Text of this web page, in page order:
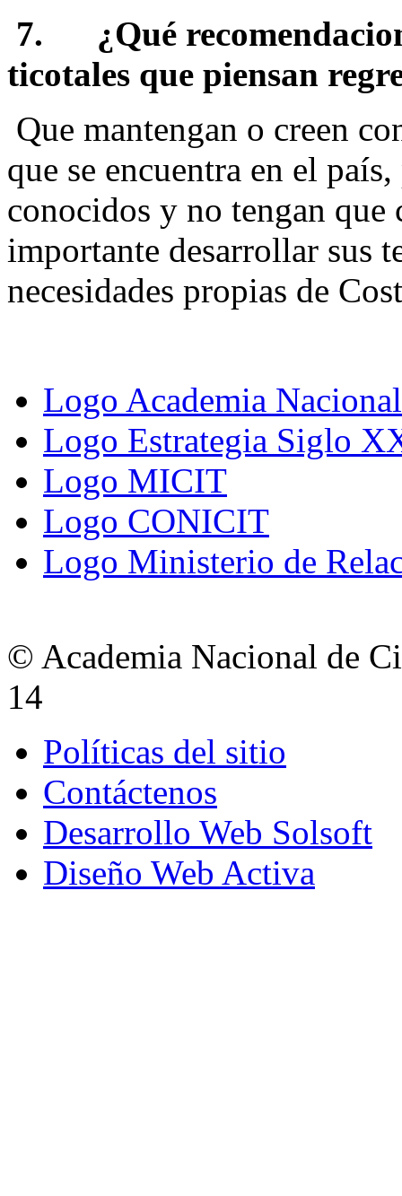
7. ¿Qué
ticotales que piensan
Que mantengan o creen
que se encuentra en el
conocidos y no tengan que
importante desarrollar sus
necesidades propias de
Logo Academia
Logo Estrategia Siglo
Logo MICIT
Logo CONICIT
Logo Ministerio de
© Academia Nacional de
14
Políticas del sitio
Contáctenos
Desarrollo Web Solsoft
Diseño Web Activa